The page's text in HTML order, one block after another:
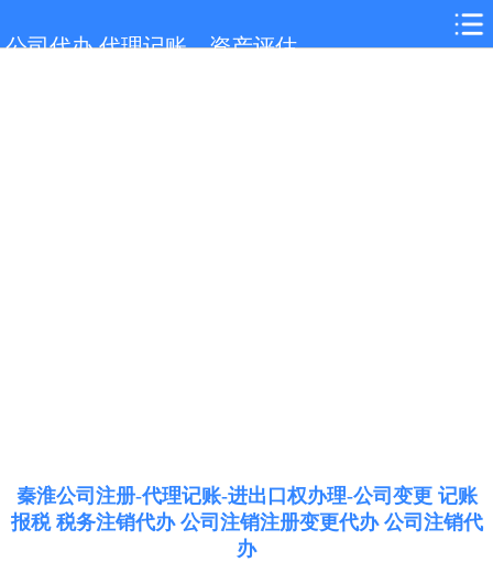
公司代办,代理记账，资产评估
网站首页
秦淮公司注册-代理记账-进出口权办理-公司变更 记账
报税 税务注销代办 公司注销注册变更代办 公司注销代
办